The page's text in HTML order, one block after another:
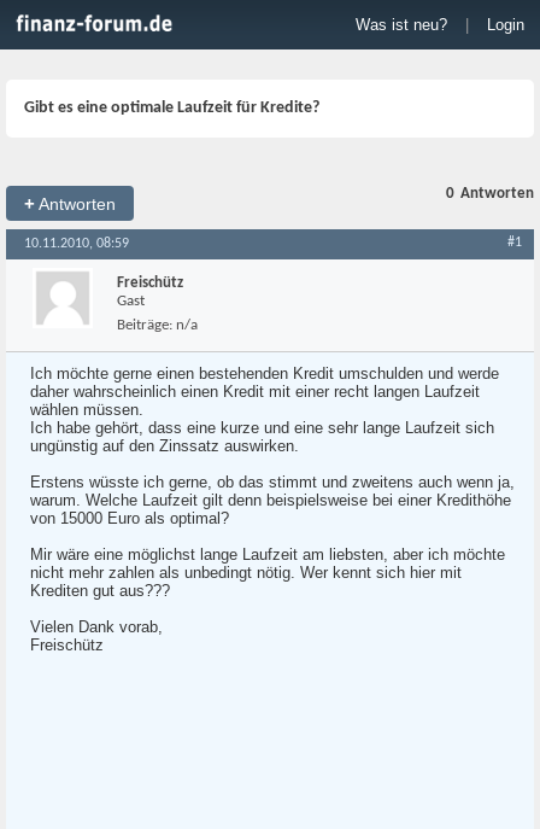
Was ist neu? Login
Gibt es eine optimale Laufzeit für Kredite?
+Antworten
0 Antworten
10.11.2010, 08:59 #1
Freischütz
Gast
Beiträge: n/a
Ich möchte gerne einen bestehenden Kredit umschulden und werde
daher wahrscheinlich einen Kredit mit einer recht langen Laufzeit
wählen müssen.
Ich habe gehört, dass eine kurze und eine sehr lange Laufzeit sich
ungünstig auf den Zinssatz auswirken.
Erstens wüsste ich gerne, ob das stimmt und zweitens auch wenn ja,
warum. Welche Laufzeit gilt denn beispielsweise bei einer Kredithöhe
von 15000 Euro als optimal?
Mir wäre eine möglichst lange Laufzeit am liebsten, aber ich möchte
nicht mehr zahlen als unbedingt nötig. Wer kennt sich hier mit
Krediten gut aus???
Vielen Dank vorab,
Freischütz